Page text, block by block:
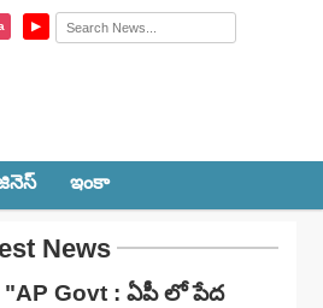
▶
ఇంకా
News
"AP Govt : ఏపీ లో పేద